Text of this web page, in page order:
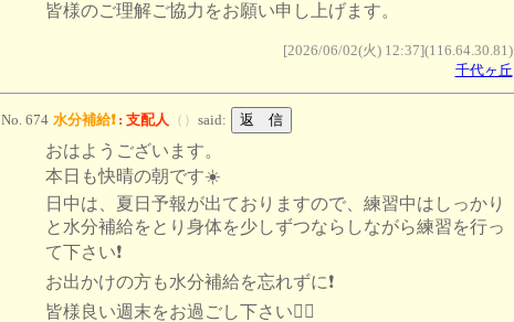
皆様のご理解ご協力をお願い申し上げます。
[2026/06/02(火) 12:37](116.64.30.81)
千代ヶ丘
No. 674 水分補給❗️: 支配人 （ ） said:
おはようございます。
本日も快晴の朝です☀️
日中は、夏日予報が出ておりますので、練習中はしっかり
と水分補給をとり身体を少しずつならしながら練習を行っ
て下さい❗️
お出かけの方も水分補給を忘れずに❗️
皆様良い週末をお過ごし下さい🙇‍♂️